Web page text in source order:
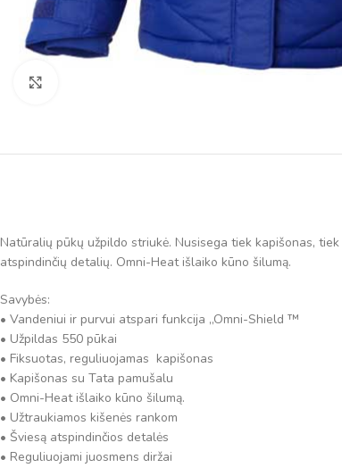
Natūralių pūkų užpildo striukė. Nusisega tiek kapišonas,
atspindinčių detalių. Omni-Heat išlaiko kūno šilumą.
Savybės:
• Vandeniui ir purvui atspari funkcija „Omni-Shield ™
• Užpildas 550 pūkai
• Fiksuotas, reguliuojamas kapišonas
• Kapišonas su Tata pamušalu
• Omni-Heat išlaiko kūno šilumą.
• Užtraukiamos kišenės rankom
• Šviesą atspindinčios detalės
• Reguliuojami juosmens diržai